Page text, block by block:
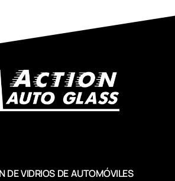
DE VIDRIOS DE AUTOMÓVILES